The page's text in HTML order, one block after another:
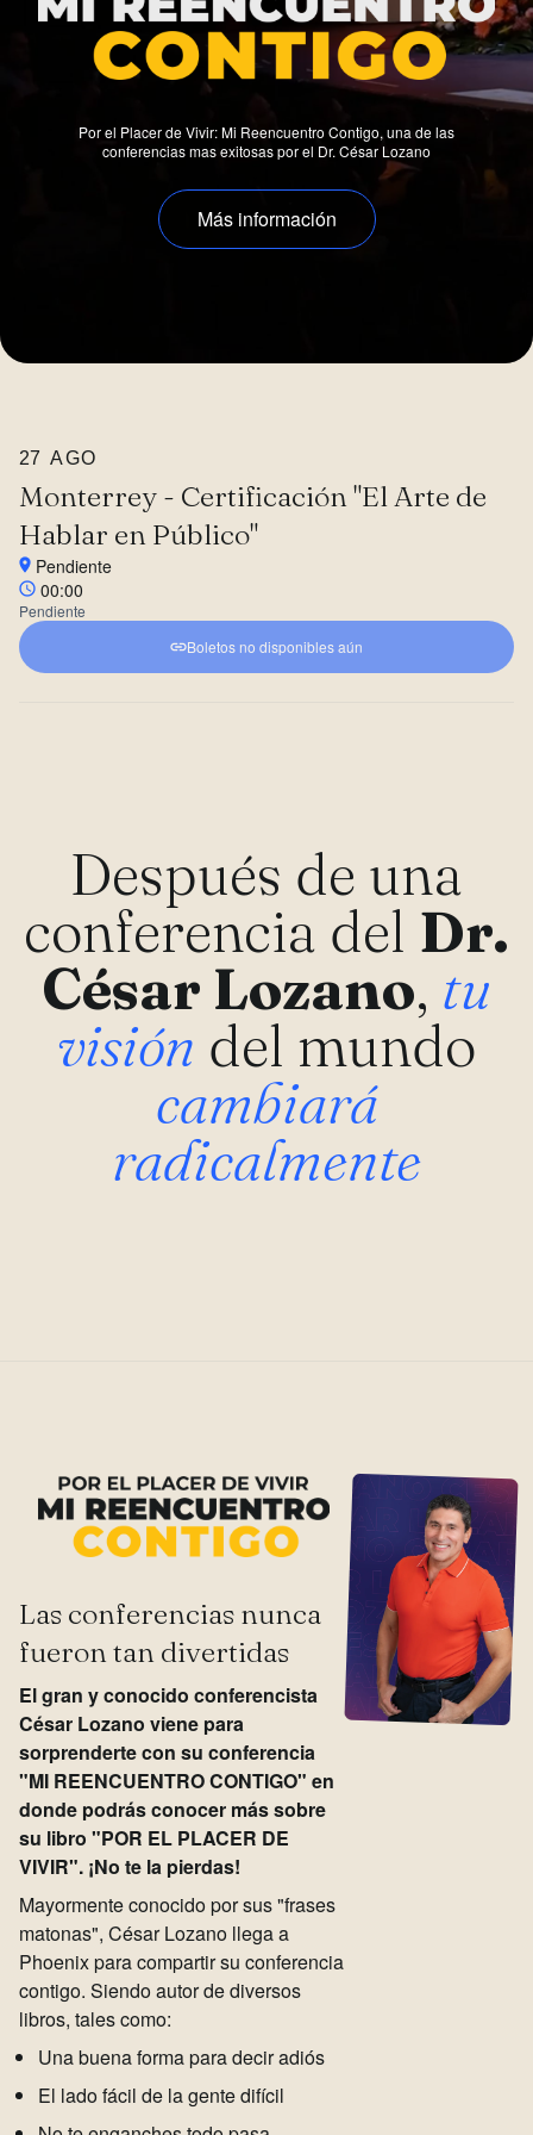
Por el Placer de Vivir: Mi Reencuentro Contigo, una de las
conferencias mas exitosas por el Dr. César Lozano
Más información
27 AGO
Monterrey - Certificación "El Arte de
Hablar en Público"
Pendiente
00:00
Pendiente
Boletos no disponibles aún
Después de una
conferencia del Dr.
César Lozano, tu
visión del mundo
cambiará
radicalmente
Las conferencias nunca
fueron tan divertidas
El gran y conocido conferencista
César Lozano viene para
sorprenderte con su conferencia
"MI REENCUENTRO CONTIGO" en
donde podrás conocer más sobre
su libro "POR EL PLACER DE
VIVIR". ¡No te la pierdas!
Mayormente conocido por sus "frases
matonas", César Lozano llega a
Phoenix para compartir su conferencia
contigo. Siendo autor de diversos
libros, tales como:
Una buena forma para decir adiós
El lado fácil de la gente difícil